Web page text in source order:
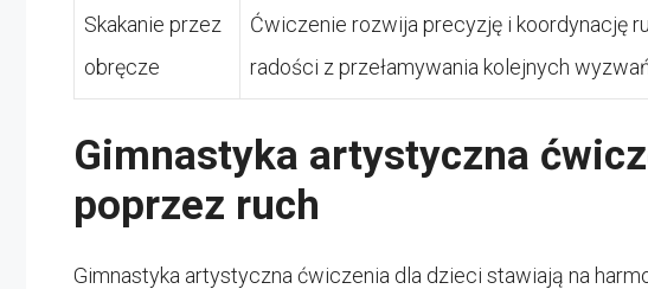
Skakanie przez
obręcze
Ćwiczenie rozwija precyzję i koordynację
radości z przełamywania kolejnych
Gimnastyka artystyczna
poprzez ruch
Gimnastyka artystyczna ćwiczenia dla dzieci stawiają na